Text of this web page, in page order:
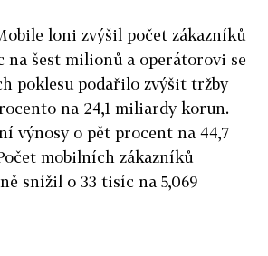
loni zvýšil počet zákazníků
na šest milionů a operátorovi se
poklesu podařilo zvýšit tržby
na 24,1 miliardy korun.
výnosy o pět procent na 44,7
mobilních zákazníků
snížil o 33 tisíc na 5,069